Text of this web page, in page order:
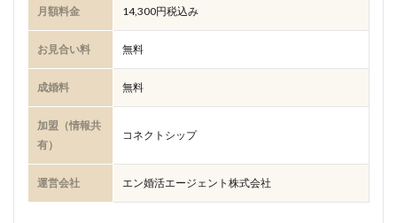
月額料金 14,300円税込み
お見合い料 無料
成婚料 無料
加盟（情報共
有）
コネクトシップ
運営会社 エン婚活エージェント株式会社